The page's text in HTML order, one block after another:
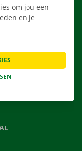
om jou een
en je